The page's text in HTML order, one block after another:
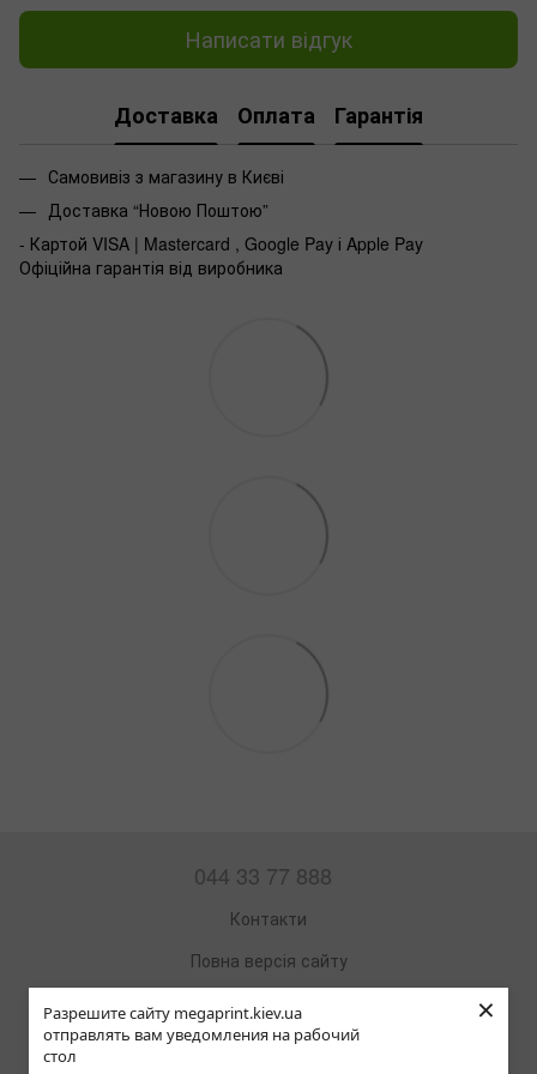
Разрешите сайту megaprint.kiev.ua
отправлять вам уведомления на рабочий
стол
×
Написати відгук
Доставка Оплата Гарантія
Самовивіз з магазину в Києві
Доставка “Новою Поштою”
- Картой VISA | Mastercard , Google Pay і Apple Pay
Офіційна гарантія від виробника
044 33 77 888
Контакти
Повна версія сайту
Мапа сайту
© 2002—2026